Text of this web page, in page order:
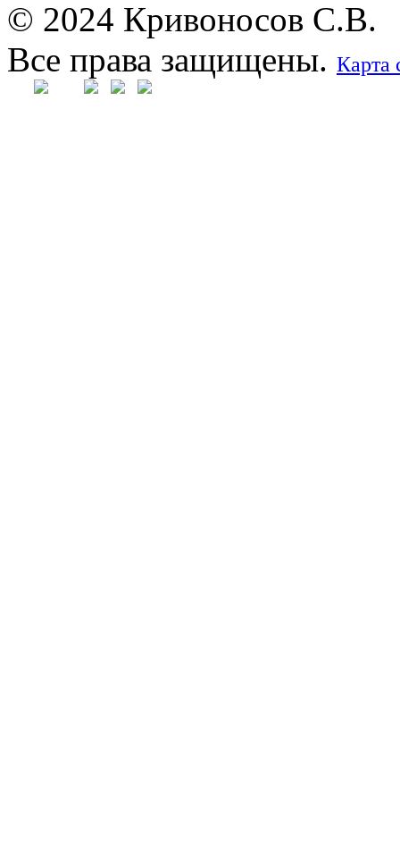
© 2024 Кривоносов С.В.
Все права защищены. Карта